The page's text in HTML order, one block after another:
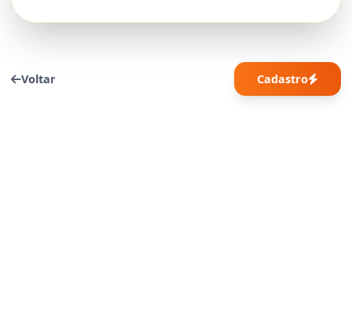
Voltar Cadastro